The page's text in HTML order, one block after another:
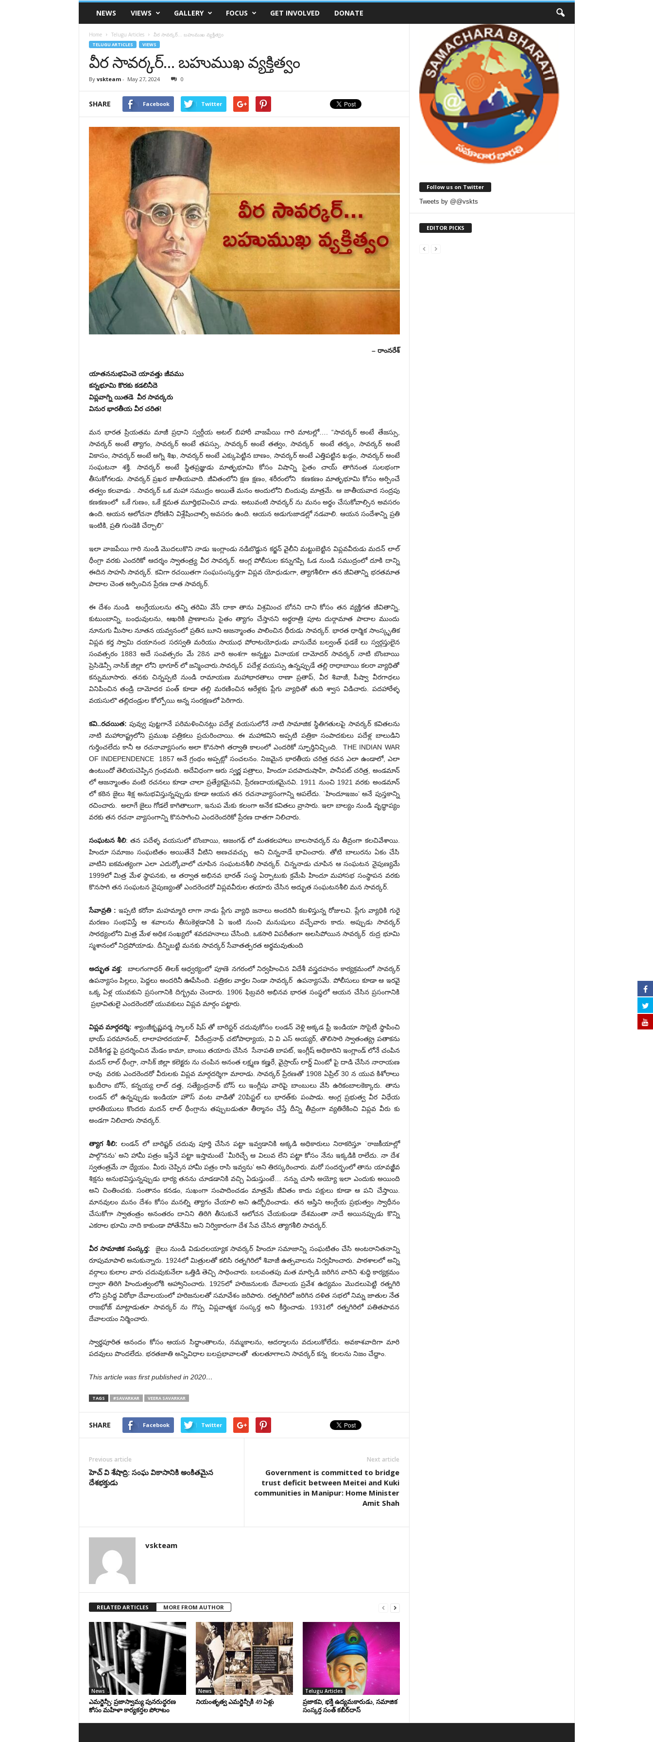
VSK
TelanganaNEWS VIEWS GALLERY FOCUS GET INVOLVED DONATE
Home Telugu Articles వీర సావర్కర్… బహుముఖ వ్యక్తిత్వం
TELUGU ARTICLES VIEWS
వీర సావర్కర్… బహుముఖ వ్యక్తిత్వం
By vskteam- May 27, 2024 0
SHARE Facebook Twitter
– రాంనరేశ్
యాతననుభవించె యావత్తు జీవము
కన్నభూమి కొరకు కడలినీదె
విప్లవాగ్ని యితడె వీర సావర్కరు
వినుర భారతీయ వీర చరిత!
మన భారత ప్రియతమ మాజీ ప్రధాని స్వర్గీయ అటల్ బిహారీ వాజపేయి గారి మాటల్లో…. “సావర్కర్ అంటే తేజస్సు,
సావర్కర్ అంటే త్యాగం, సావర్కర్ అంటే తపస్సు, సావర్కర్ అంటే తత్వం, సావర్కర్ అంటే తర్కం, సావర్కర్ అంటే
వికాసం, సావర్కర్ అంటే అగ్ని శిఖ, సావర్కర్ అంటే ఎక్కుపెట్టిన బాణం, సావర్కర్ అంటే ఎత్తిపట్టిన ఖడ్గం, సావర్కర్ అంటే
సంఘటనా శక్తి. సావర్కర్ అంటే స్థితప్రజ్ఞుడు మాతృభూమి కోసం విషాన్ని సైతం చాయ్ తాగినంత సులభంగా
తీసుకోగలడు. సావర్కర్ ప్రఖర జాతీయవాది. జీవితంలోని క్షణ క్షణం, శరీరంలోని కణకణం మాతృభూమి కోసం అర్పించే
తత్వం కలవాడు . సావర్కర్ ఒక మహా సముద్రం అయితే మనం అందులోని బిందువు మాత్రమే. ఆ జాతీయవాద సంద్రపు
కణకణంలో ఒకే గుణం, ఒకే క్షమత మూర్తిభవించిన వాడు. అటువంటి సావర్కర్ ను మనం అర్థం చేసుకోవాల్సిన అవసరం
ఉంది. ఆయన ఆలోచనా ధోరణిని విశ్లేషించాల్సి అవసరం ఉంది. ఆయన అడుగుజాడల్లో నడవాలి. ఆయన సందేశాన్ని ప్రతి
ఇంటికి, ప్రతి గుండెకి చేర్చాలి”
ఇలా వాజపేయి గారి నుండి మొదలుకొని నాడు ఇంగ్లాండు నడిబొడ్డున కర్జన్ వైలీని మట్టుబెట్టిన విప్లవవీరుడు మదన్ లాల్
ధీంగ్రా వరకు ఎందరికో ఆదర్శం స్వాతంత్ర్య వీర సావర్కర్. ఆంగ్ల పోలీసుల కన్నుగప్పి ఓడ నుండి సముద్రంలో దూకి దాన్ని
ఈదిన సాహసి సావర్కర్. కవిగా రచయితగా సంఘసంస్కర్తగా విప్లవ యోధుడుగా, త్యాగశీలిగా తన జీవితాన్ని భరతమాత
పాదాల చెంత అర్పించిన ప్రేరణ దాత సావర్కర్.
ఈ దేశం నుండి ఆంగ్లేయులను తన్ని తరిమి వేసే దాకా తాను విశ్రమించ బోనని దాని కోసం తన వ్యక్తిగత జీవితాన్ని,
కుటుంబాన్ని, బంధువులను, ఆఖరికి ప్రాణాలను సైతం త్యాగం చేస్తానని అర్ధరాత్రి పూట దుర్గామాత పాదాల ముందు
నూనుగు మీసాల నూతన యవ్వనంలో ప్రతిన బూని ఆజన్మాంతం పాలించిన ధీరుడు సావర్కర్. భారత ధార్మిక సాంస్కృతిక
విప్లవ కర్త స్వామి దయానంద సరస్వతి మరియు సాయుధ పోరాటయోధుడు వాసుదేవ బల్వంత్ ఫడకే లు స్వర్గస్తులైన
సంవత్సరం 1883 అదే సంవత్సరం మే 28న వారి అంశగా అన్నట్టు వినాయక దామోదర్ సావర్కర్ నాటి బొంబాయి
ప్రెసిడెన్సీ నాసిక్ జిల్లా లోని భాగూర్ లో జన్మించారు.సావర్కర్ పదేళ్ల వయస్సు ఉన్నప్పుడే తల్లి రాధాబాయి కలరా వ్యాధితో
కన్నుమూసారు. తనకు చిన్నప్పటి నుండి రామాయణ మహాభారతాలు రాణా ప్రతాప్, వీర శివాజీ, పీష్వా వీరగాధలు
వినిపించిన తండ్రి దామోదర పంత్ కూడా తల్లి మరణించిన ఆరేళ్లకు ప్లేగు వ్యాధితో తుది శ్వాస విడిచారు. పదహారేళ్ళ
వయసులొ తల్లిదండ్రుల కోల్పోయి అన్న సంరక్షణలో పెరిగారు.
కవి..రచయిత: పువ్వు పుట్టగానే పరిమళించినట్లు పదేళ్ల వయసులోనే నాటి సామాజిక స్థితిగతులపై సావర్కర్ కవితలను
నాటి మహారాష్ట్రలోని ప్రముఖ పత్రికలు ప్రచురించాయి. ఈ మహాకవిని అప్పటి పత్రికా సంపాదకులు పదేళ్ల బాలుడిని
గుర్తించలేదు కానీ ఆ రచనావ్యాసంగం అలా కొనసాగి తర్వాతి కాలంలో ఎందరికో స్ఫూర్తినిచ్చింది. THE INDIAN WAR
OF INDEPENDENCE 1857 అనే గ్రంథం అప్పట్లో సంచలనం. నిజమైన భారతీయ చరిత్ర రచన ఎలా ఉండాలో, ఎలా
ఉంటుందో తెలియచెప్పిన గ్రంధమది. అదేవిధంగా ఆరు స్వర్ణ పత్రాలు, హిందూ పదపాదుషాహి, పానీపట్ చరిత్ర, అండమాన్
లో ఆజన్మాంతం వంటి రచనలు కూడా చాలా ప్రత్యేకమైనవి, ప్రేరణదాయకమైనవి. 1911 నుంచి 1921 వరకు అండమాన్
లో కఠిన జైలు శిక్ష అనుభవిస్తున్నప్పుడు కూడా ఆయన తన రచనావ్యాసంగాన్ని ఆపలేదు. `హిందూఇజం’ అనే పుస్తకాన్ని
రచించారు. అలాగే జైలు గోడలే కాగితాలుగా, ఇనుప మేకు కలంగా అనేక కవితలు వ్రాసారు. ఇలా బాల్యం నుండి వృద్ధాప్యం
వరకు తన రచనా వ్యాసంగాన్ని కొనసాగించి ఎందరెందరికో ప్రేరణ దాతగా నిలిచారు.
సంఘటన శీలి: తన పదేళ్ళ వయసులో బొంబాయి, ఆజంగఢ్ లో మతకలహాలు బాలసావర్కర్ ను తీవ్రంగా కలచివేశాయి.
హిందూ సమాజం సంఘటితం అయితేనే వీటిని అణచవచ్చు అని చిన్ననాడే భావించారు. తోటి బాలురను ఏకం చేసి
వాటిని ఐకమత్యంగా ఎలా ఎదుర్కోవాలో చూపిన సంఘటనశీలి సావర్కర్. చిన్ననాడు చూపిన ఆ సంఘటన నైపుణ్యమే
1999లో మిత్ర మేళ స్థాపనకు, ఆ తర్వాత అభినవ భారత్ సంస్థ ఏర్పాటుకు క్రమేపి హిందూ మహాసభ సంస్థాపన వరకు
కొనసాగి తన సంఘటన నైపుణ్యంతో ఎందరెందరో విప్లవవీరుల తయారు చేసిన అద్భుత సంఘటనశీలి మన సావర్కర్.
సేవావ్రతి : ఇప్పటి కరోనా మహమ్మారి లాగా నాడు ప్లేగు వ్యాధి జనాలు అందరినీ కబళిస్తున్న రోజులవి. ప్లేగు వ్యాధికి గురై
మరణం సంభవిస్తే ఆ శవాలను తీసుకెళ్లడానికి ఏ ఇంటి నుంచి మనుషులు వచ్చేవారు కాదు. అప్పుడు సావర్కర్
సారథ్యంలోని మిత్ర మేళ అధిక సంఖ్యలో శవదహనాలు చేసింది. ఒకసారి విపరీతంగా అలసిపోయిన సావర్కర్ రుద్ర భూమి
స్మశానంలో నిద్రపోయాడు. దీన్నిబట్టి మనకు సావర్కర్ సేవాతత్పరత అర్థమవుతుంది
అద్భుత వక్త:
బాలగంగాధర్ తిలక్ ఆధ్వర్యంలో పూణె నగరంలో నిర్వహించిన విదేశీ వస్త్రదహనం కార్యక్రమంలో సావర్కర్
ఉపన్యాసం పిల్లలు, పెద్దలు అందరినీ ఊపేసింది. పత్రికల వార్తల నిండా సావర్కర్ ఉపన్యాసమే. పోలీసులు కూడా ఆ ఇరవై
ఒక్క ఏళ్ల యువకుని ప్రసంగానికి దిగ్భ్రమ చెందారు. 1906 ఫిబ్రవరి అభినవ భారత సంస్థలో ఆయన చేసిన ప్రసంగానికి
ప్రభావితులై ఎందరెందరో యువకులు విప్లవ మార్గం పట్టారు.
విప్లవ మార్గదర్శి:శ్యాంజీకృష్ణవర్మ స్కాలర్ షిప్ తో బారిస్టర్ చదువుకోసం లండన్ వెళ్లి అక్కడ ఫ్రీ ఇండియా సొసైటీ స్థాపించి
భాయ్ పరమానంద్, లాలాహరదయాళ్, వీరేంద్రనాథ్ చటోపాధ్యాయ, వి వి ఎస్ అయ్యర్, తొలిసారి స్వాతంత్య్ర పతాకను
విదేశీగడ్డ పై ప్రదర్శించిన మేడం కామా, బాంబు తయారు చేసిన సేనాపతి బాపట్, ఇంగ్లీష్ అధికారిని ఇంగ్లాండ్ లోనే చంపిన
మదన్ లాల్ ధీంగ్రా, నాసిక్ జిల్లా కలెక్టరు ను చంపిన అనంత లక్ష్మణ కణ్హరే, వైస్రాయ్ లార్డ్ మింటో పై దాడి చేసిన నారాయణ
రావు వరకు ఎందరెందరో వీరులకు విప్లవ మార్గదర్శిగా మారాడు. సావర్కర్ ప్రేరణతో 1908 ఏప్రిల్ 30 న యువ కిశోరాలు
ఖుదీరాం బోస్, కన్నయ్య లాల్ దత్త, సత్యేంద్రనాథ్ బోస్ లు ఇంగ్లీషు వారిపై బాంబులు వేసి ఉరికంబాలకెక్కారు. తాను
లండన్ లో ఉన్నప్పుడు ఇండియా హౌస్ వంట వాడితో 20పిస్టల్ లు భారత్‌కు పంపాడు. ఆంగ్ల ప్రభుత్వ వీర విధేయ
భారతీయులు కొందరు మదన్ లాల్ ధీంగ్రాను తప్పుబడుతూ తీర్మానం చేస్తే దీన్ని తీవ్రంగా వ్యతిరేకించి విప్లవ వీరు కు
అండగా నిలిచారు సావర్కర్.
త్యాగ శీలి: లండన్ లో బారిష్టర్ చదువు పూర్తి చేసిన పట్టా ఇవ్వడానికి అక్కడి అధికారులు నిరాకరిస్తూ `రాజకీయాల్లో
పాల్గొనను’ అని హామీ పత్రం ఇస్తేనే పట్టా ఇస్తామంటే `మీరిచ్చే ఆ విలువ లేని పట్టా కోసం నేను ఇక్కడికి రాలేదు. నా దేశ
స్వతంత్రమే నా ధ్యేయం. మీరు చెప్పిన హామీ పత్రం రాసి ఇవ్వను’ అని తిరస్కరించారు. మరో సందర్భంలో తాను యావజ్జీవ
శిక్షను అనుభవిస్తున్నప్పుడు భార్య తనను చూడడానికి వచ్చి ఏడుస్తుంటే… నన్ను చూసి అయ్యో ఇలా ఎందుకు అయింది
అని చింతించకు. సంతానం కనడం, సుఖంగా సంపాదించడం మాత్రమే జీవితం కాదు పక్షులు కూడా ఆ పని చేస్తాయి.
మానవులం మనం దేశం కోసం మనల్ని త్యాగం చేయాలి అని ఉద్బోధించాడు. తన ఆస్తిని ఆంగ్లేయ ప్రభుత్వం స్వాధీనం
చేసుకోగా స్వాతంత్రం అనంతరం దానిని తిరిగి తీసుకునే ఆలోచన చేయకుండా దేశమంతా నాదే అయినప్పుడు కొన్ని
ఎకరాల భూమి నాది కాకుండా పోతేనేమి అని నిర్వికారంగా దేశ సేవ చేసిన త్యాగశీలి సావర్కర్.
వీర సామాజిక సంస్కర్త:
జైలు నుండి విడుదలయ్యాక సావర్కర్ హిందూ సమాజాన్ని సంఘటితం చేసి అంటరానితనాన్ని
రూపుమాపాలి అనుకున్నారు. 1924లో మిత్రులతో కలిసి రత్నగిరిలో శివాజీ ఉత్సవాలను నిర్వహించారు. పాఠశాలలో అన్ని
వర్గాలు కులాల వారు చదువుకునేలా ఒత్తిడి తెచ్చి సాధించారు. బలవంతపు మత మార్పిడి జరిగిన వారిని శుద్ధి కార్యక్రమం
ద్వారా తిరిగి హిందుత్వంలోకి ఆహ్వానించారు. 1925లో హరిజనులకు దేవాలయ ప్రవేశ ఉద్యమం మొదలుపెట్టి రత్నగిరి
లోని ప్రసిద్ధ విఠోభా దేవాలయంలో హరిజనులతో సమావేశం జరిపారు. రత్నగిరిలో జరిగిన దళిత సభలో నిమ్న జాతుల నేత
రాజభోజ్ మాట్లాడుతూ సావర్కర్ ను గొప్ప విప్లవాత్మక సంస్కర్త అని కీర్తించాడు. 1931లో రత్నగిరిలో పతితపావన
దేవాలయం నిర్మించారు.
స్వార్థపూరిత ఆనందం కోసం ఆయన సిద్ధాంతాలను, నమ్మకాలను, ఆదర్శాలను వదులుకోలేదు. అవకాశవాదిగా మారి
పదవులు పొందలేదు. భరతజాతి అన్నివిధాల బలప్రభావాలతో తులతూగాలని సావర్కర్ కన్న కలలను నిజం చేద్దాం.
This article was first published in 2020…
TAGS #SAVARKAR VEERA SAVARKAR
SHARE Facebook Twitter
Previous article
హెచ్ వి శేషాద్రి: సంఘ వికాసానికి అంకితమైన
దేశభక్తుడు
Next article
Government is committed to bridge
trust deficit between Meitei and Kuki
communities in Manipur: Home Minister
Amit Shah
vskteam
RELATED ARTICLES MORE FROM AUTHOR
News
ఎమర్జెన్సీ: ప్రజాస్వామ్య పునరుద్ధరణ
కోసం మహిళా కార్యకర్తల పోరాటం
News
నియంతృత్వ ఎమర్జెన్సీకి 49 ఏళ్లు
Telugu Articles
ప్రజాకవి, భక్తి ఉద్యమకారుడు, సమాజిక
సంస్కర్త సంత్‌ కబీర్‌దాస్‌
Follow us on Twitter
Tweets by @@vskts
EDITOR PICKS